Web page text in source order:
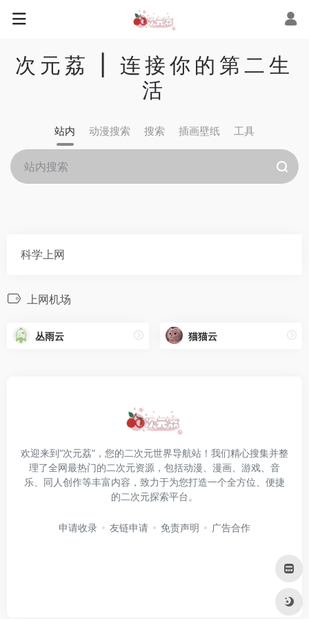
次元荔 | 连接你的第二生
活
站内 动漫搜索 搜索 插画壁纸 工具
科学上网
上网机场
丛雨云 猫猫云
欢迎来到“次元荔”，您的二次元世界导航站！我们精心搜集并整
理了全网最热门的二次元资源，包括动漫、漫画、游戏、音
乐、同人创作等丰富内容，致力于为您打造一个全方位、便捷
的二次元探索平台。
申请收录 友链申请 免责声明 广告合作